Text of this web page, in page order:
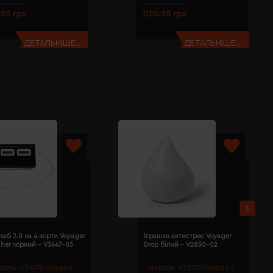
грн
ДЕТАЛЬНІШЕ...
1120.95 грн
ДЕТАЛЬНІШЕ...
V3447(Voyager)
хаб 2.0 на 4 порти Voyager
чорний - V3447-03
Модель: V2830(Voyager)
Іграшка антистрес Voyager
Drop білий - V2830-02